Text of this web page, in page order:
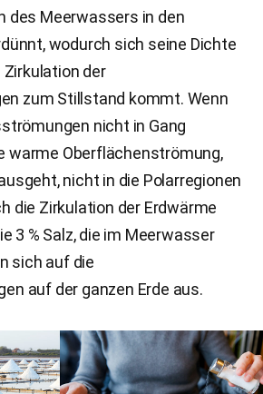
des Meerwassers in den
wodurch sich seine Dichte
der
zum Stillstand kommt. Wenn
nicht in Gang
warme Oberflächenströmung,
nicht in die Polarregionen
die Zirkulation der Erdwärme
3 % Salz, die im Meerwasser
sich auf die
auf der ganzen Erde aus.